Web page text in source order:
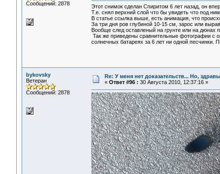
Сообщений: 2878
Этот снимок сделан Спиритом 6 лет назад, он
Т.е. снял верхний слой что бы увидеть что под
В статье ссылка выше, есть анимация, что
За три дня ров глубиной 10-15 см, зарос или
Вообще след оставленый на грунте или на дюнах
Так же приведены сравнительные фотографии с
солнечных батареях за 6 лет ни одной песчинки.
bykovsky
Ветеран
Сообщений: 2878
Re: У меня нет доказательств... Но,
« Ответ #96 : 30 Августа 2010, 12:37:16 »